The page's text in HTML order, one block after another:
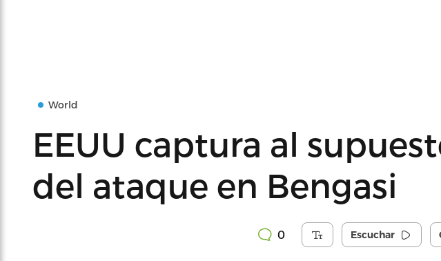
World
EEUU captura al
del ataque en Bengasi
0 Escuchar